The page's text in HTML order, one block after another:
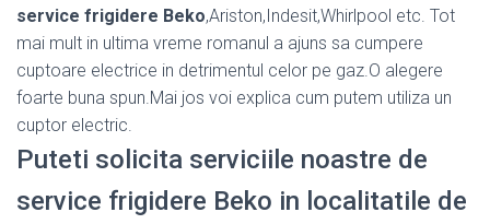
service frigidere Beko,Ariston,Indesit,Whirlpool etc. Tot
mai mult in ultima vreme romanul a ajuns sa cumpere
cuptoare electrice in detrimentul celor pe gaz.O alegere
foarte buna spun.Mai jos voi explica cum putem utiliza un
cuptor electric.
Puteti solicita serviciile noastre de
service frigidere Beko in localitatile de